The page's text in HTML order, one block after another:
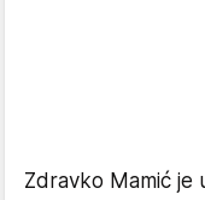
Zdravko Mamić je